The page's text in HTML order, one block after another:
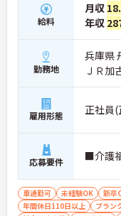
給料
月収
年収
勤務地
兵庫県
ＪＲ加
雇用形態 正社員
応募要件 ■介護
車通勤可 未経験OK 新卒
年間休日110日以上
ブラン